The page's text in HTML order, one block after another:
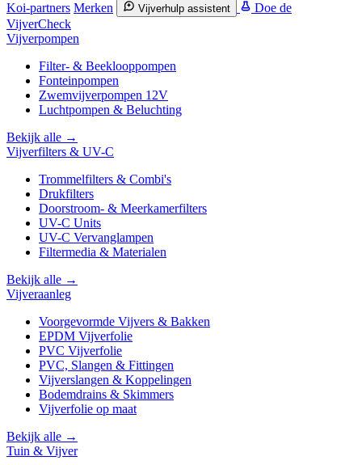
Koi-partners Merken Vijverhulp assistent
Doe de
VijverCheck
Vijverpompen
Filter- & Beeklooppompen
Fonteinpompen
Zwemvijverpompen 12V
Luchtpompen & Beluchting
Bekijk alle →
Vijverfilters & UV-C
Trommelfilters & Combi's
Drukfilters
Doorstroom- & Meerkamerfilters
UV-C Units
UV-C Vervanglampen
Filtermedia & Materialen
Bekijk alle →
Vijveraanleg
Voorgevormde Vijvers & Bakken
EPDM Vijverfolie
PVC Vijverfolie
PVC, Slangen & Fittingen
Vijverslangen & Koppelingen
Bodemdrains & Skimmers
Vijverfolie op maat
Bekijk alle →
Tuin & Vijver